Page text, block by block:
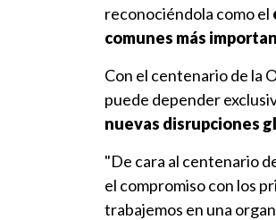
reconociéndola como el
comunes más
Con el centenario de la
puede depender
nuevas disrupciones
"De cara al centenario
el compromiso con los
trabajemos en una